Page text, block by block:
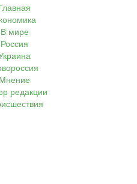
В мире
Россия
Мнение
редакции